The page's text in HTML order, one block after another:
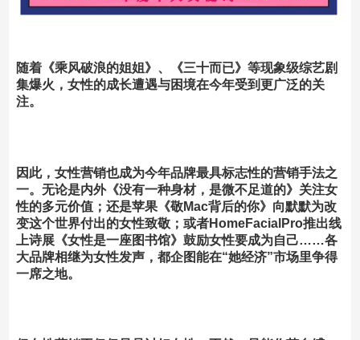
随着《乘风破浪的姐姐》、《三十而已》等现象级综艺剧
集爆火，女性的成长遭遇与困境在今年受到更广泛的关
注。
因此， 女性营销也成为今年品牌最具标志性的营销手法之
一。 无论是内外《没有一种身材，是微不足道的》关注女
性的多元价值；还是苹果《敬Mac背后的你》向默默为改
变这个世界付出的女性致敬；或者HomeFacialPro推出线
上诗展《女性是一座图书馆》鼓励女性要成为自己……各
大品牌相继为女性发声，都企图能在“她经济”市场里争得
一席之地。